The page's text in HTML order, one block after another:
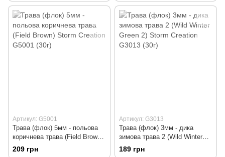
Артикул: G5001
Трава (флок) 5мм - польова
коричнева трава (Field Brown)
Storm Creation G5001 (30г)
209 грн
Артикул: G3013
Трава (флок) 3мм - дика
зимова трава 2 (Wild Winter
Green 2) Storm Creation G3013
189 грн